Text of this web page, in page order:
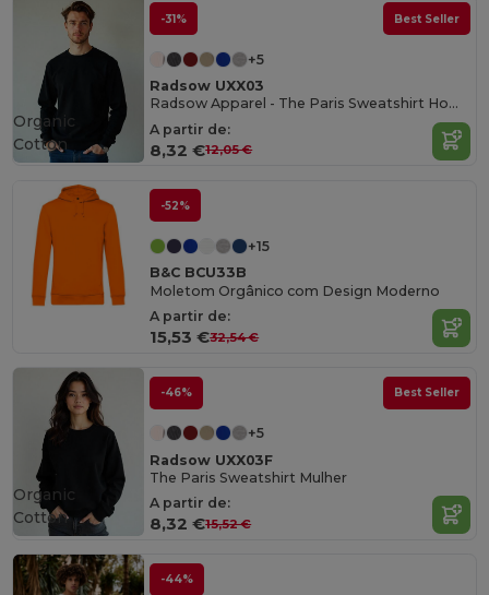
-31% Best Seller
+5
Radsow UXX03
Radsow Apparel - The Paris Sweatshirt Homens
A partir de:
8,32 €12,05 €
Organic
Cotton
-52%
+15
B&C BCU33B
Moletom Orgânico com Design Moderno
A partir de:
15,53 €32,54 €
-46% Best Seller
+5
Radsow UXX03F
The Paris Sweatshirt Mulher
A partir de:
8,32 €15,52 €
Organic
Cotton
-44%